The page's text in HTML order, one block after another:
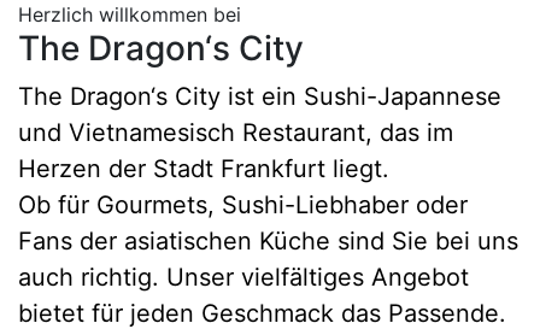
Herzlich willkommen bei
The Dragon‘s City
The Dragon‘s City ist ein Sushi-Japannese
und Vietnamesisch Restaurant, das im
Herzen der Stadt Frankfurt liegt.
Ob für Gourmets, Sushi-Liebhaber oder
Fans der asiatischen Küche sind Sie bei uns
auch richtig. Unser vielfältiges Angebot
bietet für jeden Geschmack das Passende.